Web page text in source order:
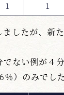
1 1
したが、新
ない例が４
）のみでした